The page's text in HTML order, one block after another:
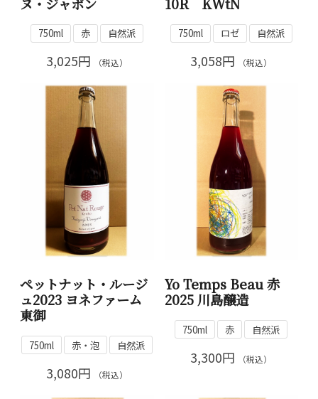
750ml 赤 自然派
3,025円 （税込）
750ml ロゼ 自然派
3,058円 （税込）
ペットナット・ルージ
ュ2023 ヨネファーム
東御
750ml 赤・泡 自然派
3,080円 （税込）
Yo Temps Beau 赤
2025 川島醸造
750ml 赤 自然派
3,300円 （税込）